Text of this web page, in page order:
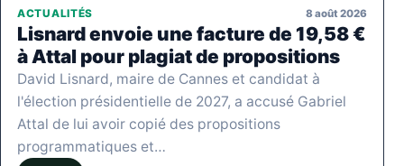
ACTUALITÉS 8 août 2026
Lisnard envoie une facture de 19,58 €
à Attal pour plagiat de propositions
David Lisnard, maire de Cannes et candidat à
l'élection présidentielle de 2027, a accusé Gabriel
Attal de lui avoir copié des propositions
programmatiques et…